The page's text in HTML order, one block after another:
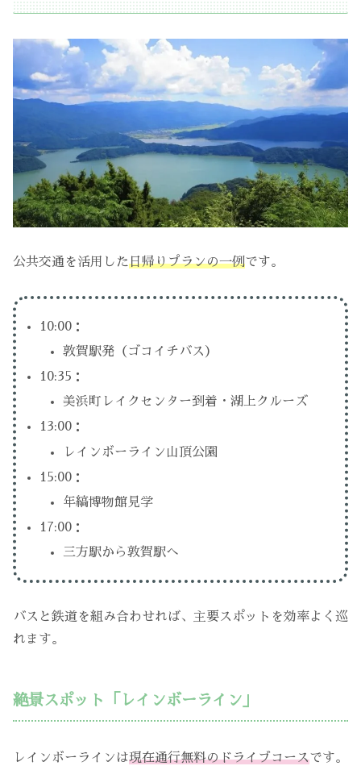
公共交通を活用した日帰りプランの一例です。
10:00：
敦賀駅発（ゴコイチバス）
10:35：
美浜町レイクセンター到着・湖上クルーズ
13:00：
レインボーライン山頂公園
15:00：
年縞博物館見学
17:00：
三方駅から敦賀駅へ
バスと鉄道を組み合わせれば、主要スポットを効率よく巡
れます。
絶景スポット「レインボーライン」
レインボーラインは現在通行無料のドライブコースです。